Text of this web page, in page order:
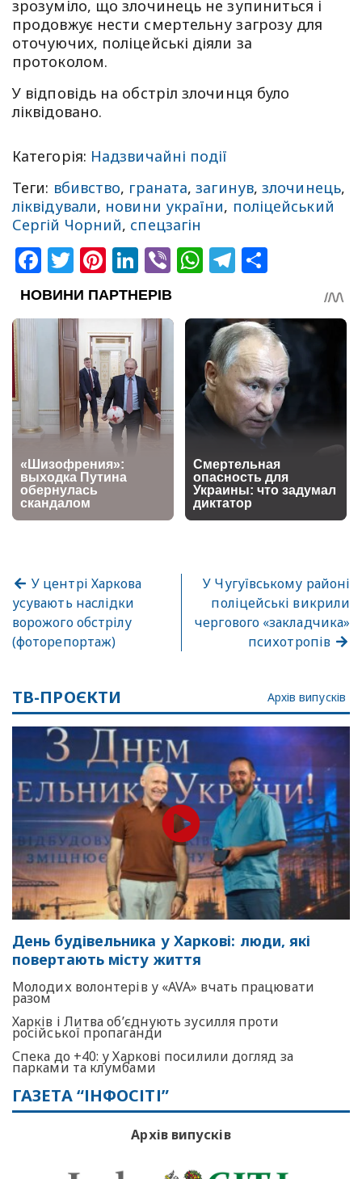
зрозуміло, що злочинець не зупиниться і
продовжує нести смертельну загрозу для
оточуючих, поліцейські діяли за
протоколом.
У відповідь на обстріл злочинця було
ліквідовано.
Категорія: Надзвичайні події
Теги: вбивство, граната,загинув,злочинець,
ліквідували, новини україни, поліцейський
Сергій Чорний, спецзагін
Facebook
Twitter
Pinterest
LinkedIn
ViberWhatsApp
Telegram
У центрі Харкова
усувають наслідки
ворожого обстрілу
(фоторепортаж)
У Чугуївському районі
поліцейські викрили
чергового «закладчика»
психотропів
ТВ-ПРОЄКТИ Архів випусків
День будівельника у Харкові: люди, які
повертають місту життя
Молодих волонтерів у «AVA» вчать працювати
разом
Харків і Литва об’єднують зусилля проти
російської пропаганди
Спека до +40: у Харкові посилили догляд за
парками та клумбами
ГАЗЕТА “ІНФОСІТІ”
Архів випусків